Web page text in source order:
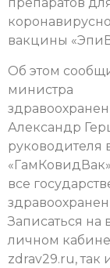
препаратов
вакцины
Об этом
министра
Александр
руководителя
все
Записаться
личном
zdrav29.ru,